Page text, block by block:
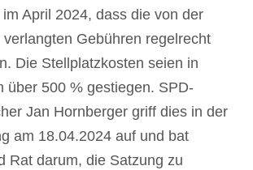
April 2024, dass die von der
Gebühren regelrecht
Die Stellplatzkosten seien in
über 500 % gestiegen. SPD-
Jan Hornberger griff dies in der
am 18.04.2024 auf und bat
Rat darum, die Satzung zu